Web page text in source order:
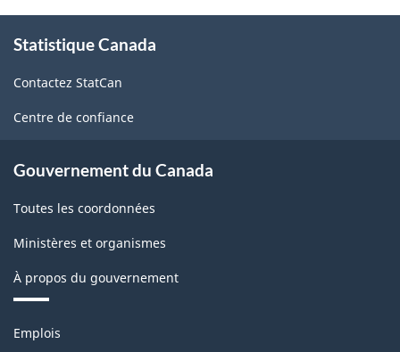
propos
ce
site
Statistique Canada
Contactez StatCan
Centre de confiance
Gouvernement du Canada
Toutes les coordonnées
Ministères et organismes
À propos du gouvernement
Thèmes
Emplois